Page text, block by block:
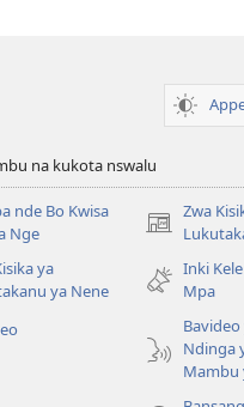
na kukota nswalu
nde Bo Kwisa
Nge
Zwa
(ke
lutiti
ya
ya Nene
Inki
Mpa
Ndinga
Mambu